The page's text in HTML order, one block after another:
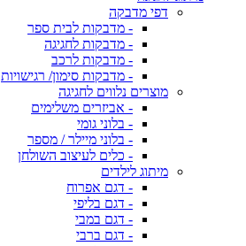
דפי מדבקה
- מדבקות לבית ספר
- מדבקות לחגיגה
- מדבקות לרכב
- מדבקות סימון/ רגישויות
מוצרים נלווים לחגיגה
- אביזרים משלימים
- בלוני גומי
- בלוני מיילר / מספר
- כלים לעיצוב השולחן
מיתוג לילדים
- דגם אפרוח
- דגם בליפי
- דגם במבי
- דגם ברבי